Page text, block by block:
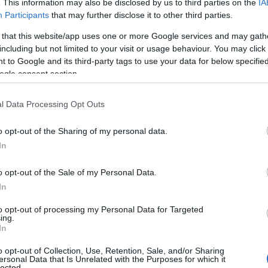
This information may also be disclosed by us to third parties on the
Participants that may further disclose it to other third parties.
that this website/app uses one or more Google services and may
but not limited to your visit or usage behaviour. You may
to Google and its third-party tags to use your data for below
consent section.
Data Processing Opt Outs
opt-out of the Sharing of my personal data.
opt-out of the Sale of my Personal Data.
opt-out of processing my Personal Data for Targeted
opt-out of Collection, Use, Retention, Sale, and/or Sharing
Data that Is Unrelated with the Purposes for which it
Η συζήτηση δυο φίλων και το καταπιεσμένο
το κινηματογραφικό «Όλα είναι δρόμος», στο
βοηθήσεις ρε Παντέλο;Η Ελλάδα ζούσε,
στα μπαρ και στα ξενύχτια. Τώρα, μετά βίας
της ακύρωσης τη συνοδεύει. Σήμερα, το φως
δεν φεύγει. Το αλκοόλ και ο τζόγος δεν
στην καψούρα. Τώρα της νύχτας τα βαφτίσια
εντολή: σκάψε τον λάκκο σου βαθιά! Η ζούγκλα
επιλογές πια: να είσαι μέλος του υποκόσμου, να
έχει όνειρα. Το«Αρτζεντίνα»
Η σημερινή πραγματικότητα φέρνει
Το «Αρτζεντίνα» μένει στη θέση του, στο